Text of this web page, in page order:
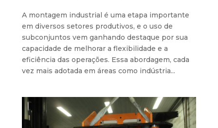
A montagem industrial é uma etapa importante
em diversos setores produtivos, e o uso de
subconjuntos vem ganhando destaque por sua
capacidade de melhorar a flexibilidade e a
eficiência das operações. Essa abordagem, cada
vez mais adotada em áreas como indústria...